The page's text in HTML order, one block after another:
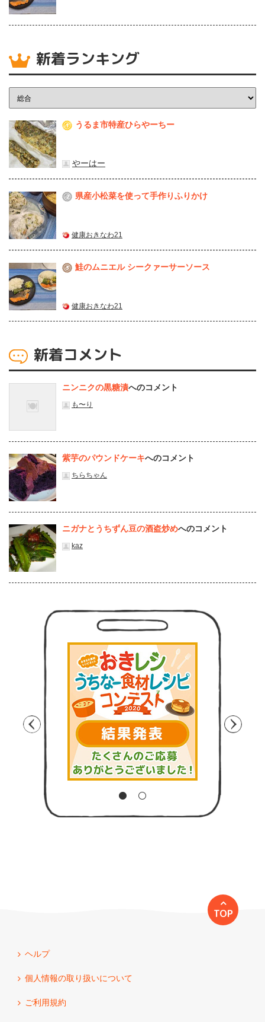
新着ランキング
1 うるま市特産ひらやーちー
やーはー
2 県産⼩松菜を使って⼿作りふりかけ
健康おきなわ21
3 鮭のムニエル シークァーサーソース
健康おきなわ21
新着コメント
ニンニクの黒糖漬へのコメント
も〜り
紫芋のパウンドケーキへのコメント
ちらちゃん
ニガナとうちずん豆の酒盗炒めへのコメント
kaz
TOP
ヘルプ
個人情報の取り扱いについて
ご利用規約